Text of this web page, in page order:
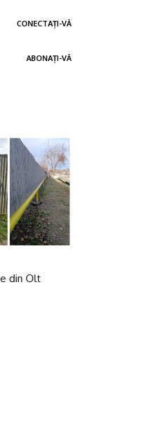
CONECTAȚI-VĂ
ABONAȚI-VĂ
din Olt